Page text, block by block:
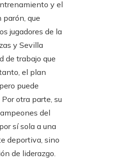
y el
parón, que
jugadores de la
y Sevilla
de trabajo que
el plan
puede
otra parte, su
del
sí sola a una
deportiva, sino
de liderazgo.